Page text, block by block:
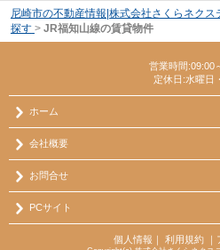
尼崎市の不動産情報|株式会社さくらネクス
探す > JR福知山線の賃貸物件
営業時間:09:00
定休日:水曜日
ホーム
会社概要
お問合せ
PCサイト
個人情報 利用規約｜